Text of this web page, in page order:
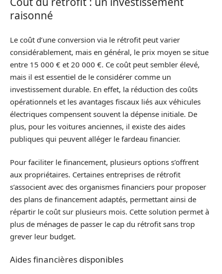
raisonné
Le coût d’une conversion via le rétrofit peut varier
considérablement, mais en général, le prix moyen se situe
entre 15 000 € et 20 000 €. Ce coût peut sembler élevé,
mais il est essentiel de le considérer comme un
investissement durable. En effet, la réduction des coûts
opérationnels et les avantages fiscaux liés aux véhicules
électriques compensent souvent la dépense initiale. De
plus, pour les voitures anciennes, il existe des aides
publiques qui peuvent alléger le fardeau financier.
Pour faciliter le financement, plusieurs options s’offrent
aux propriétaires. Certaines entreprises de rétrofit
s’associent avec des organismes financiers pour proposer
des plans de financement adaptés, permettant ainsi de
répartir le coût sur plusieurs mois. Cette solution permet à
plus de ménages de passer le cap du rétrofit sans trop
grever leur budget.
Aides financières disponibles